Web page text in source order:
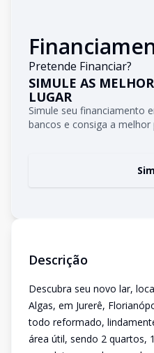
Pretende Financiar?
SIMULE AS
LUGAR
Simule seu financiamento
bancos e consiga a melhor
Descrição
Descubra seu novo lar,
Algas, em Jurerê,
todo reformado,
área útil, sendo 2 quartos,